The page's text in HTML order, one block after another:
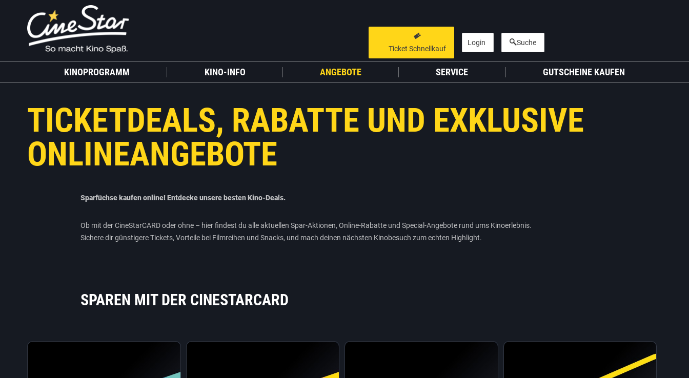
Ticket Schnellkauf
Login Suche
KINOPROGRAMM KINO-INFO ANGEBOTE SERVICE GUTSCHEINE KAUFEN
LIEBER CINESTAR-GAST,
GUTSCHEIN HINZUFÜGEN
Gutschein
TICKETDEALS, RABATTE UND EXKLUSIVE
ONLINEANGEBOTE
Sparfüchse kaufen online! Entdecke unsere besten Kino-Deals.
Ob mit der CineStarCARD oder ohne – hier findest du alle aktuellen Spar-Aktionen, Online-Rabatte und Special-Angebote rund ums Kinoerlebnis.
Sichere dir günstigere Tickets, Vorteile bei Filmreihen und Snacks, und mach deinen nächsten Kinobesuch zum echten Highlight.
SPAREN MIT DER CINESTARCARD